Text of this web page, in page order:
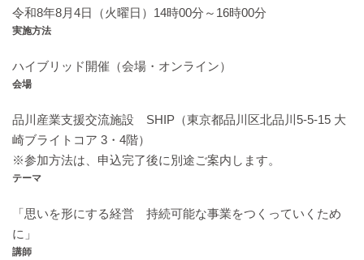
令和8年8月4日（火曜日）14時00分～16時00分
実施方法
ハイブリッド開催（会場・オンライン）
会場
品川産業支援交流施設 SHIP（東京都品川区北品川5-5-15 大
崎ブライトコア 3・4階）
※参加方法は、申込完了後に別途ご案内します。
テーマ
「思いを形にする経営 持続可能な事業をつくっていくため
に」
講師